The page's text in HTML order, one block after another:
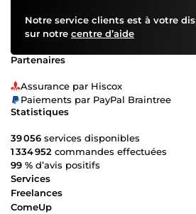
Notre service clients est à votre
sur notre centre d’aide
Partenaires
Assurance par Hiscox
Paiements par PayPal Braintree
Statistiques
39 056 services disponibles
1 334 952 commandes effectuées
99 % d’avis positifs
Services
Freelances
ComeUp